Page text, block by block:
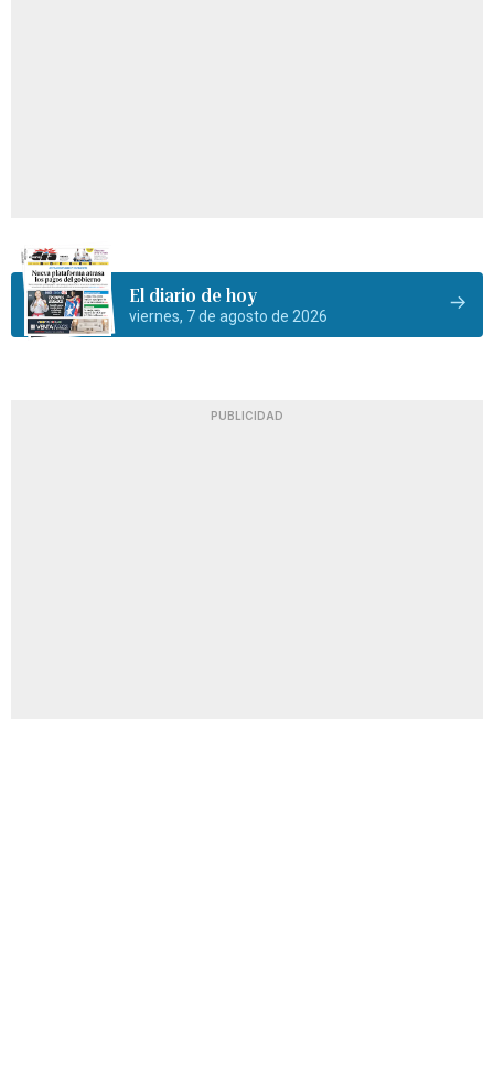
El diario de hoy
viernes, 7 de agosto de 2026
PUBLICIDAD